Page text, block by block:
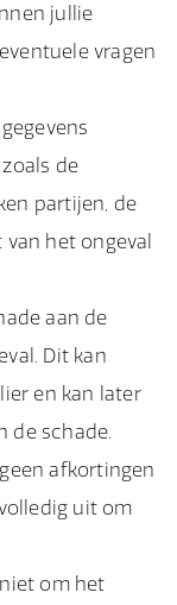
jullie
vragen
de
partijen, de
het ongeval
aan de
Dit kan
en kan later
de schade.
afkortingen
uit om
om het